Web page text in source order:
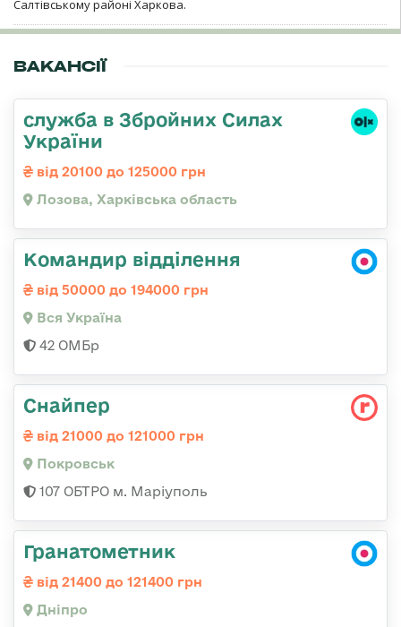
Салтівському районі Харкова.
ВАКАНСІЇ
служба в Збройних Силах
України
від 20100 до 125000 грн
Лозова, Харківська область
Командир відділення
від 50000 до 194000 грн
Вся Україна
42 ОМБр
Снайпер
від 21000 до 121000 грн
Покровськ
107 ОБТРО м. Маріуполь
Гранатометник
від 21400 до 121400 грн
Дніпро